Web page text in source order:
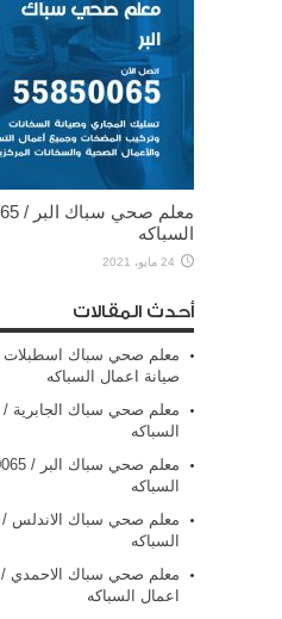
السباكه
24 مايو، 2021
أحدث المقالات
صيانة اعمال السباكه
السباكه
السباكه
السباكه
اعمال السباكه